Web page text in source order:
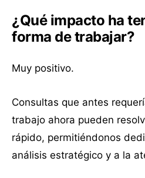
¿Qué impacto ha
forma de trabajar?
Muy positivo.
Consultas que antes
trabajo ahora pueden
rápido, permitiéndonos
análisis estratégico y a la